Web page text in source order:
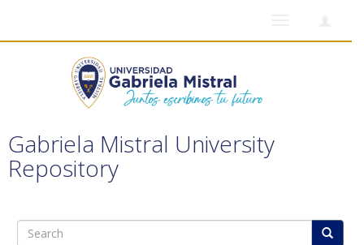
Gabriela Mistral University
Repository